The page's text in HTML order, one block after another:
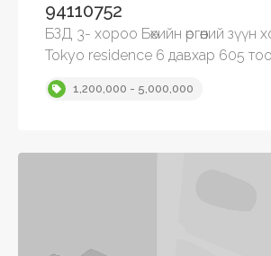
94110752
БЗД 3- хороо Бөхийн өргөөний зүүн
Tokyo residence 6 давхар 605
1,200,000 - 5,000,000